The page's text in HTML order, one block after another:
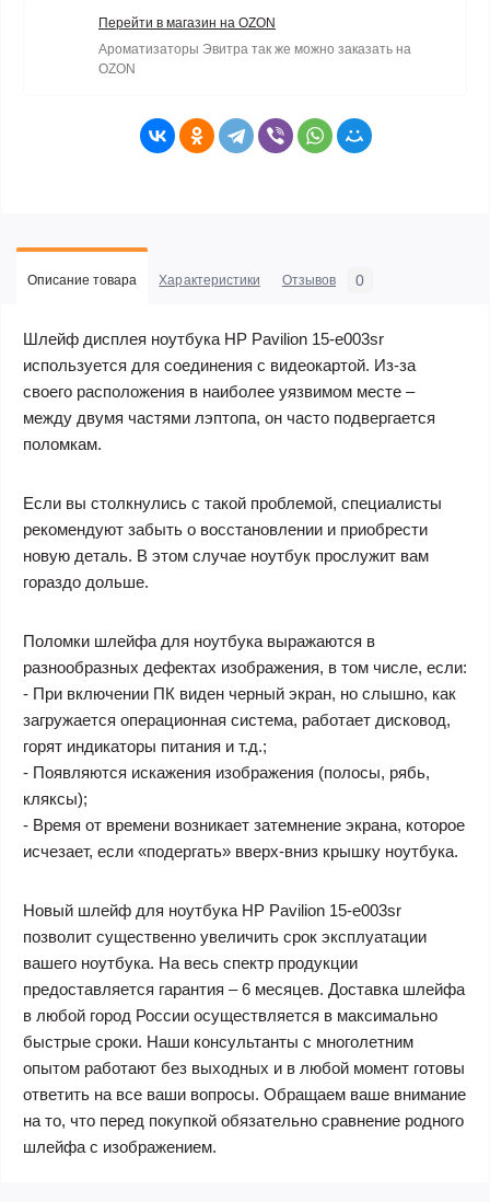
Перейти в магазин на OZON
Ароматизаторы Эвитра так же можно заказать на
OZON
Описание товара Характеристики Отзывов 0
Шлейф дисплея ноутбука HP Pavilion 15-e003sr
используется для соединения с видеокартой. Из-за
своего расположения в наиболее уязвимом месте –
между двумя частями лэптопа, он часто подвергается
поломкам.
Если вы столкнулись с такой проблемой, специалисты
рекомендуют забыть о восстановлении и приобрести
новую деталь. В этом случае ноутбук прослужит вам
гораздо дольше.
Поломки шлейфа для ноутбука выражаются в
разнообразных дефектах изображения, в том числе, если:
- При включении ПК виден черный экран, но слышно, как
загружается операционная система, работает дисковод,
горят индикаторы питания и т.д.;
- Появляются искажения изображения (полосы, рябь,
кляксы);
- Время от времени возникает затемнение экрана, которое
исчезает, если «подергать» вверх-вниз крышку ноутбука.
Новый шлейф для ноутбука HP Pavilion 15-e003sr
позволит существенно увеличить срок эксплуатации
вашего ноутбука. На весь спектр продукции
предоставляется гарантия – 6 месяцев. Доставка шлейфа
в любой город России осуществляется в максимально
быстрые сроки. Наши консультанты с многолетним
опытом работают без выходных и в любой момент готовы
ответить на все ваши вопросы. Обращаем ваше внимание
на то, что перед покупкой обязательно сравнение родного
шлейфа с изображением.